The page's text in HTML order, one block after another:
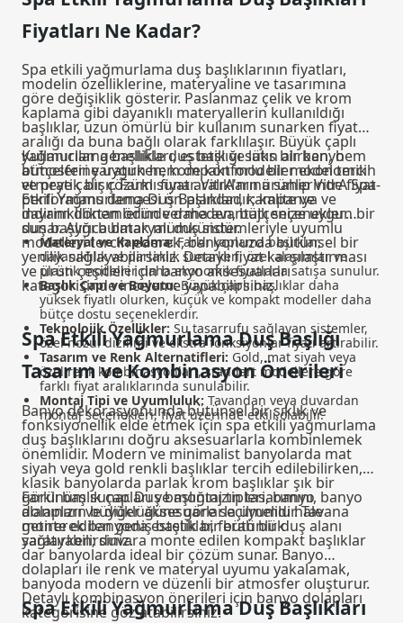
Fiyatları Ne Kadar?
Spa etkili yağmurlama duş başlıklarının fiyatları,
modelin özelliklerine, materyaline ve tasarımına
göre değişiklik gösterir. Paslanmaz çelik ve krom
kaplama gibi dayanıklı materyallerin kullanıldığı
başlıklar, uzun ömürlü bir kullanım sunarken fiyat
aralığı da buna bağlı olarak farklılaşır. Büyük çaplı
yağmurlama başlıkları, estetik ve lüks bir banyo
atmosferi yaratırken; kompakt modeller ekonomik
ve pratik bir çözüm sunar. VitrA'nın ürünlerinde fiyat-
performans dengesi ön plandadır; kalite ve
dayanıklılıktan ödün vermeden, bütçenize uygun bir
duş başlığı bulmak mümkündür.
Kullanıcılar genellikle duş başlığı satın alırken, hem
bütçelerine uygun hem de konforlu bir model tercih
etmeye çalışır. Farklı fiyat aralıklarına sahip VitrA Spa
Etkili Yağmurlama Duş Başlıkları, kampanya ve
indirim dönemlerinde daha avantajlı seçenekler
sunar. Ayrıca bataryalı duş sistemleriyle uyumlu
modelleri tercih ederek, banyonuzda bütünsel bir
yenilik sağlayabilirsiniz. Detaylı fiyat karşılaştırması
ve ürün çeşitleri içinbanyo aksesuarları
kategorisinde inceleme yapabilirsiniz.
Materyal ve Kaplama:Farklı kaplama başlıklar,
dayanıklılık ve parlaklık sunarken; özel alaşımlar ve
plastik modeller daha ekonomik fiyatlarla satışa sunulur.
Başlık Çapı ve Boyutu:Büyük çaplı başlıklar daha
yüksek fiyatlı olurken, küçük ve kompakt modeller daha
bütçe dostu seçeneklerdir.
Teknolojik Özellikler: Su tasarrufu sağlayan sistemler,
özel nozul dizilimi ve ekstra fonksiyonlar fiyatı artırabilir.
Tasarım ve Renk Alternatifleri: Gold, mat siyah veya
özel renk kombinasyonları, standart modellere göre
farklı fiyat aralıklarında sunulabilir.
Montaj Tipi ve Uyumluluk: Tavandan veya duvardan
montaj seçenekleri, fiyat üzerinde etkili olabilir.
Spa Etkili Yağmurlama Duş Başlığı
Tasarım ve Kombinasyon Önerileri
Banyo dekorasyonunda bütünsel bir şıklık ve
fonksiyonellik elde etmek için spa etkili yağmurlama
duş başlıklarını doğru aksesuarlarla kombinlemek
önemlidir. Modern ve minimalist banyolarda mat
siyah veya gold renkli başlıklar tercih edilebilirken,
klasik banyolarda parlak krom başlıklar şık bir
görünüm sunar. Duş başlığınızın tasarımını, banyo
dolapları ve diğer aksesuarlarla uyumlu hale
getirerek banyoda estetik bir bütünlük
sağlayabilirsiniz.
Farklı başlık çapları ve montaj tipleri, banyo
alanınızın büyüklüğüne göre seçilmelidir. Tavana
monte edilen geniş başlıklar, ferah bir duş alanı
yaratırken; duvara monte edilen kompakt başlıklar
dar banyolarda ideal bir çözüm sunar. Banyo
dolapları ile renk ve materyal uyumu yakalamak,
banyoda modern ve düzenli bir atmosfer oluşturur.
Detaylı kombinasyon önerileri için banyo dolapları
kategorisine göz atabilirsiniz.
Spa Etkili Yağmurlama Duş Başlıkları